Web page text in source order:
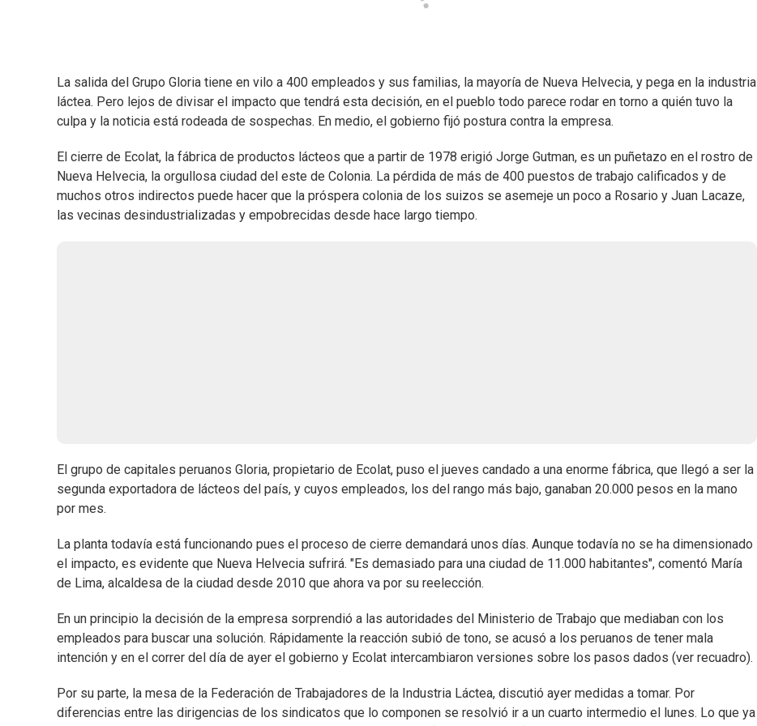
La salida del Grupo Gloria tiene en vilo a 400 empleados y sus familias, la mayoría de Nueva Helvecia, y pega en la industria
láctea. Pero lejos de divisar el impacto que tendrá esta decisión, en el pueblo todo parece rodar en torno a quién tuvo la
culpa y la noticia está rodeada de sospechas. En medio, el gobierno fijó postura contra la empresa.
El cierre de Ecolat, la fábrica de productos lácteos que a partir de 1978 erigió Jorge Gutman, es un puñetazo en el rostro de
Nueva Helvecia, la orgullosa ciudad del este de Colonia. La pérdida de más de 400 puestos de trabajo calificados y de
muchos otros indirectos puede hacer que la próspera colonia de los suizos se asemeje un poco a Rosario y Juan Lacaze,
las vecinas desindustrializadas y empobrecidas desde hace largo tiempo.
El grupo de capitales peruanos Gloria, propietario de Ecolat, puso el jueves candado a una enorme fábrica, que llegó a ser la
segunda exportadora de lácteos del país, y cuyos empleados, los del rango más bajo, ganaban 20.000 pesos en la mano
por mes.
La planta todavía está funcionando pues el proceso de cierre demandará unos días. Aunque todavía no se ha dimensionado
el impacto, es evidente que Nueva Helvecia sufrirá. "Es demasiado para una ciudad de 11.000 habitantes", comentó María
de Lima, alcaldesa de la ciudad desde 2010 que ahora va por su reelección.
En un principio la decisión de la empresa sorprendió a las autoridades del Ministerio de Trabajo que mediaban con los
empleados para buscar una solución. Rápidamente la reacción subió de tono, se acusó a los peruanos de tener mala
intención y en el correr del día de ayer el gobierno y Ecolat intercambiaron versiones sobre los pasos dados (ver recuadro).
Por su parte, la mesa de la Federación de Trabajadores de la Industria Láctea, discutió ayer medidas a tomar. Por
diferencias entre las dirigencias de los sindicatos que lo componen se resolvió ir a un cuarto intermedio el lunes. Lo que ya